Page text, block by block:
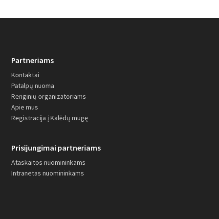
Partneriams
Kontaktai
Patalpų nuoma
Renginių organizatoriams
Apie mus
Registracija į Kalėdų mugę
Prisijungimai partneriams
Ataskaitos nuomininkams
Intranetas nuomininkams